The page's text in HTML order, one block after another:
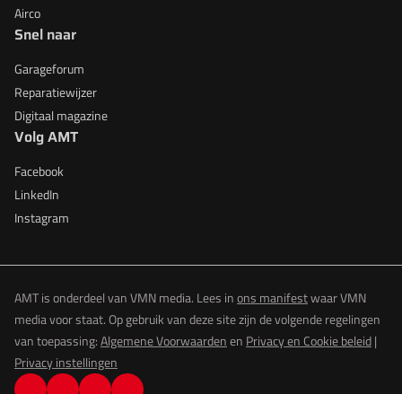
Airco
Snel naar
Garageforum
Reparatiewijzer
Digitaal magazine
Volg AMT
Facebook
LinkedIn
Instagram
AMT is onderdeel van VMN media. Lees inons manifestwaar VMN
media voor staat. Op gebruik van deze site zijn de volgende regelingen
van toepassing:Algemene Voorwaardenen Privacy en Cookie beleid|
Privacy instellingen